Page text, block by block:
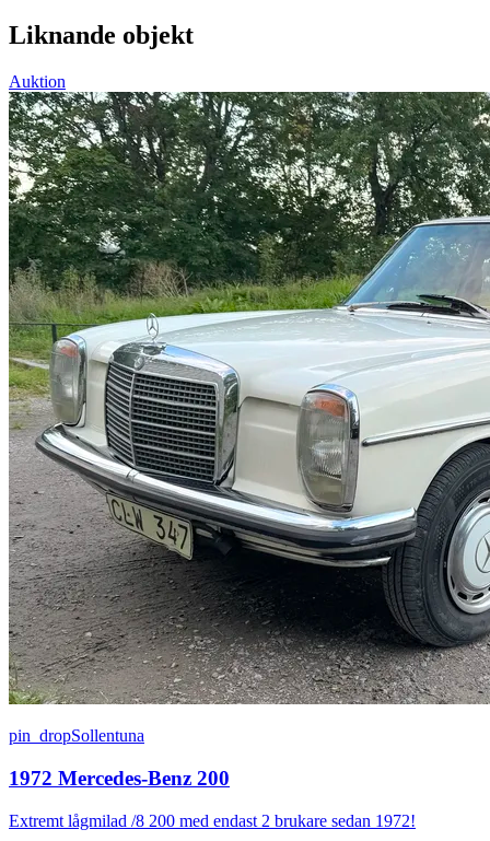
Liknande objekt
Auktion
pin_dropSollentuna
1972 Mercedes-Benz 200
Extremt lågmilad /8 200 med endast 2 brukare sedan 1972!